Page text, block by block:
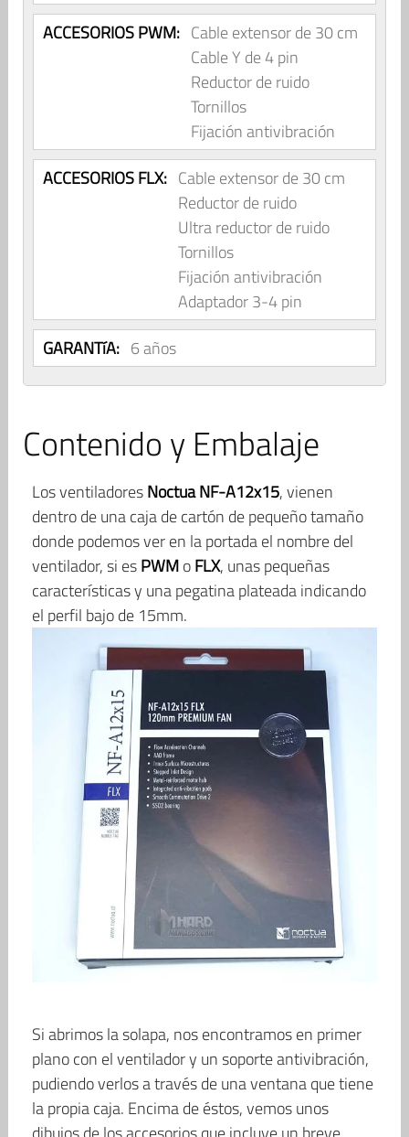
ACCESORIOS PWM: Cable extensor de 30 cm
Cable Y de 4 pin
Reductor de ruido
Tornillos
Fijación antivibración
ACCESORIOS FLX: Cable extensor de 30 cm
Reductor de ruido
Ultra reductor de ruido
Tornillos
Fijación antivibración
Adaptador 3-4 pin
GARANTíA: 6 años
Contenido y Embalaje
Los ventiladoresNoctua NF-A12x15, vienen
dentro de una caja de cartón de pequeño tamaño
donde podemos ver en la portada el nombre del
ventilador, si esPWMoFLX, unas pequeñas
características y una pegatina plateada indicando
el perfil bajo de 15mm.
Si abrimos la solapa, nos encontramos en primer
plano con el ventilador y un soporte antivibración,
pudiendo verlos a través de una ventana que tiene
la propia caja. Encima de éstos, vemos unos